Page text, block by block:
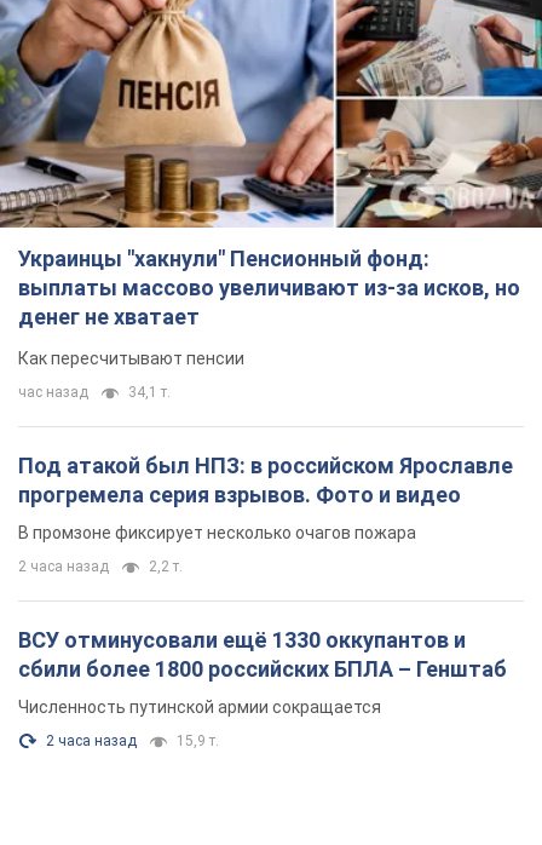
Украинцы "хакнули" Пенсионный фонд:
выплаты массово увеличивают из-за исков, но
денег не хватает
Как пересчитывают пенсии
час назад 34,1 т.
Под атакой был НПЗ: в российском Ярославле
прогремела серия взрывов. Фото и видео
В промзоне фиксирует несколько очагов пожара
2 часа назад 2,2 т.
ВСУ отминусовали ещё 1330 оккупантов и
сбили более 1800 российских БПЛА – Генштаб
Численность путинской армии сокращается
2 часа назад 15,9 т.